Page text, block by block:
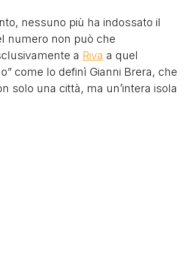
nessuno più ha indossato il
numero non può che
a Riva a quel
come lo definì Gianni Brera, che
solo una città, ma un’intera isola